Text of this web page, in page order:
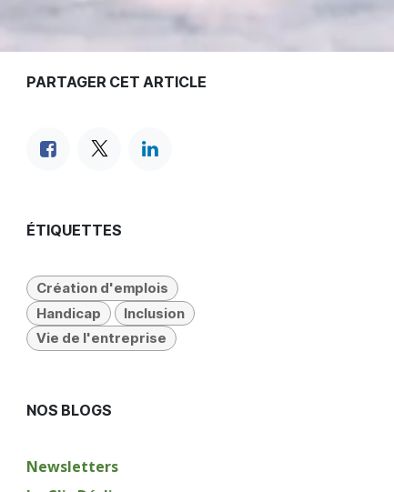
PARTAGER CET ARTICLE
ÉTIQUETTES
Création d'emplois
Handicap
Inclusion
Vie de l'entreprise
NOS BLOGS
Newsletters